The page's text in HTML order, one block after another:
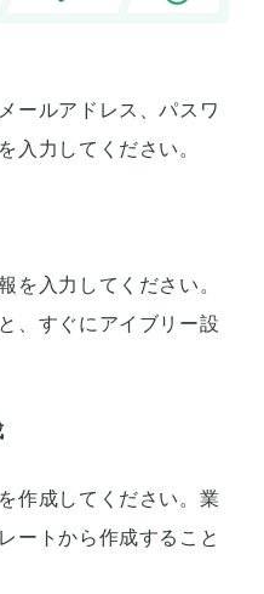
ールアドレス、パスワ
入力してください。
を入力してください。
、すぐにアイブリー設
作成してください。業
ートから作成すること